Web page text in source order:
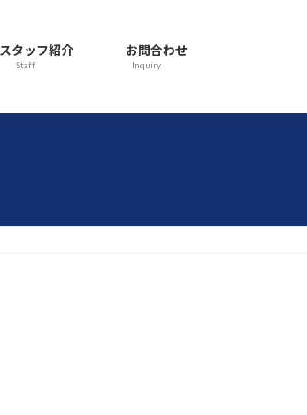
スタッフ紹介
Staff
お問合わせ
Inquiry